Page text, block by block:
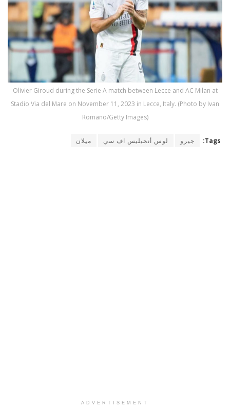
Olivier Giroud during the Serie A match between Lecce and AC Milan at
Stadio Via del Mare on November 11, 2023 in Lecce, Italy. (Photo by Ivan
Romano/Getty Images)
Tags: جيرو لوس أنجيليس اف سي ميلان
ADVERTISEMENT